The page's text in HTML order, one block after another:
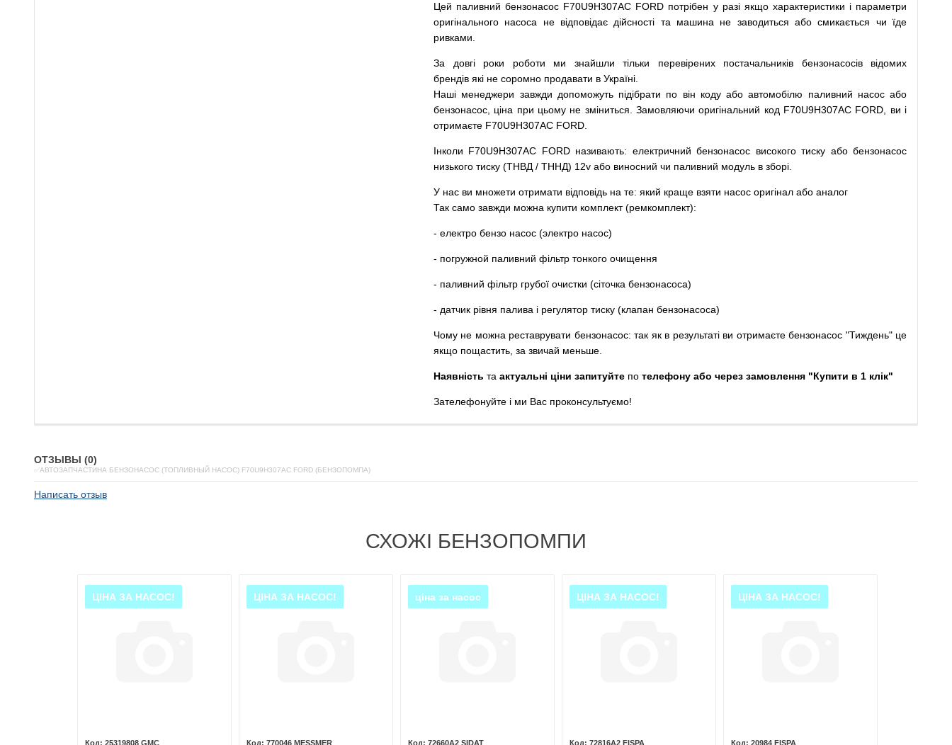
Цей паливний бензонасос F70U9H307AC FORD потрібен у разі якщо характеристики і параметри
оригінального насоса не відповідає дійсності та машина не заводиться або смикається чи їде
ривками
За довгі роки роботи ми знайшли тільки перевірених постачальників
бензонасосів відомих
брендів які не соромно продавати в Україні.
Наші менеджери завжди допоможуть підібрати по він коду або автомобілю паливний насос або
бензонасос
ціна при цьому не зміниться Замовляючи оригінальний код F70U9H307AC FORD, ви і
отримаєте F70U9H307AC FORD.
Інколи F70U9H307AC FORD називають: електричний бензонасос високого тиску або бензонасос
низького тиску (ТНВД / ТННД) 12v або виносний чи паливний модуль в зборі
У нас ви множети отримати відповідь на те: який краще взяти насос оригінал або аналог
Так само завжди можна купити комплект (ремкомплект):
- електро бензо насос (электро насос)
- погружной паливний фільтр тонкого очищення
- паливний фільтр грубої очистки (сіточка бензонасоса)
- датчик рівня палива і регулятор тиску (клапан бензонасоса)
Чому не можна реставрувати бензонасос: так як в результаті ви отримаєте бензонасос "Тиждень" це
якщо пощастить, за звичай меньше.
Наявність та актуальні ціни запитуйте по телефону або через замовлення "Купити в 1 клік"
Зателефонуйте і ми Вас проконсультуємо!
ОТЗЫВЫ (0)
✅АВТОЗАПЧАСТИНА БЕНЗОНАСОС (ТОПЛИВНЫЙ НАСОС) F70U9H307AC FORD (БЕНЗОПОМПА)
Написать отзыв
СХОЖІ БЕНЗОПОМПИ
ЦІНА ЗА НАСОС!
25319808 GMC
ЦІНА ЗА НАСОС!
770046 MESSMER
ціна за насос
72660A2 SIDAT
ЦІНА ЗА НАСОС!
72816A2 FISPA
ЦІНА ЗА НАСОС!
20984 FISPA